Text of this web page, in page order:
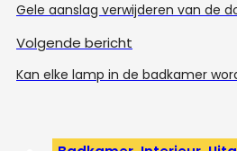
Gele aanslag verwijderen van de
Volgende bericht
Kan elke lamp in de badkamer